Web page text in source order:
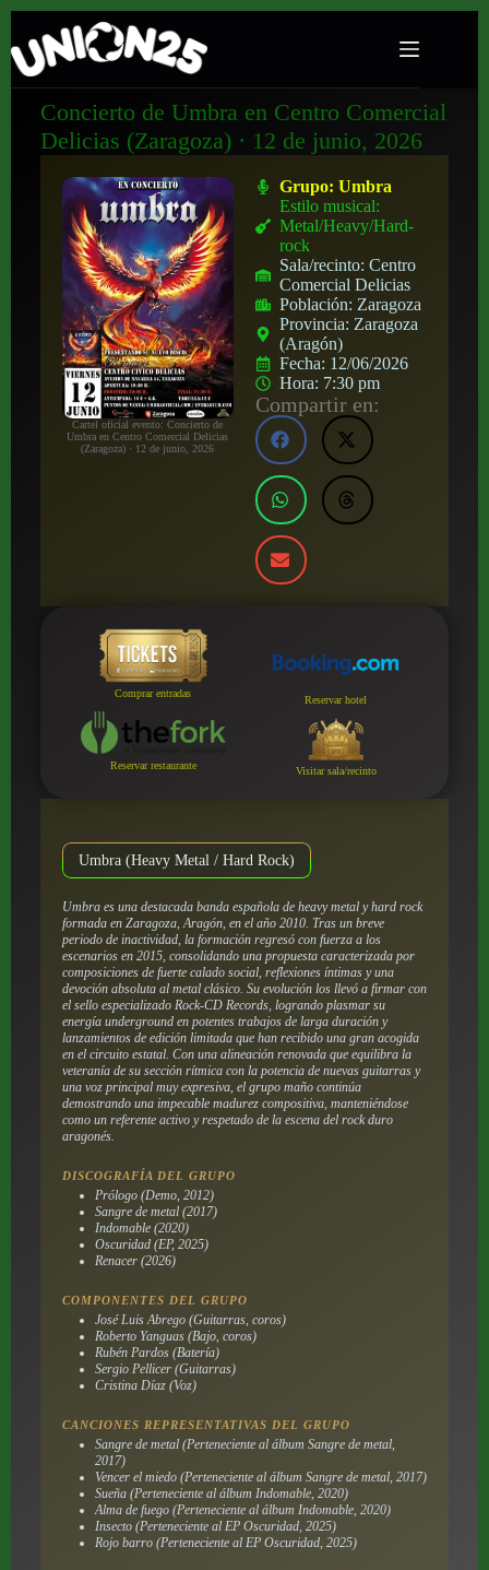
Concierto de Umbra en Centro Comercial
Delicias (Zaragoza) · 12 de junio, 2026
Cartel oficial evento: Concierto de
Umbra en Centro Comercial Delicias
(Zaragoza) · 12 de junio, 2026
Grupo:Umbra
Estilo musical:
Metal/Heavy/Hard-
rock
Sala/recinto:Centro
Comercial Delicias
Población: Zaragoza
Provincia: Zaragoza
(Aragón)
Fecha: 12/06/2026
Hora: 7:30 pm
Compartir en:
Comprar entradas
Reservar hotel
Reservar restaurante Visitar sala/recinto
Umbra (Heavy Metal / Hard Rock)
Umbra es una destacada banda española de heavy metal y hard rock
formada en Zaragoza, Aragón, en el año 2010. Tras un breve
periodo de inactividad, la formación regresó con fuerza a los
escenarios en 2015, consolidando una propuesta caracterizada por
composiciones de fuerte calado social, reflexiones íntimas y una
devoción absoluta al metal clásico. Su evolución los llevó a firmar con
el sello especializado Rock-CD Records, logrando plasmar su
energía underground en potentes trabajos de larga duración y
lanzamientos de edición limitada que han recibido una gran acogida
en el circuito estatal. Con una alineación renovada que equilibra la
veteranía de su sección rítmica con la potencia de nuevas guitarras y
una voz principal muy expresiva, el grupo maño continúa
demostrando una impecable madurez compositiva, manteniéndose
como un referente activo y respetado de la escena del rock duro
aragonés.
DISCOGRAFÍA DEL GRUPO
Prólogo (Demo, 2012)
Sangre de metal (2017)
Indomable (2020)
Oscuridad (EP, 2025)
Renacer (2026)
COMPONENTES DEL GRUPO
José Luis Abrego (Guitarras, coros)
Roberto Yanguas (Bajo, coros)
Rubén Pardos (Batería)
Sergio Pellicer (Guitarras)
Cristina Díaz (Voz)
CANCIONES REPRESENTATIVAS DEL GRUPO
Sangre de metal (Perteneciente al álbum Sangre de metal,
2017)
Vencer el miedo (Perteneciente al álbum Sangre de metal, 2017)
Sueña (Perteneciente al álbum Indomable, 2020)
Alma de fuego (Perteneciente al álbum Indomable, 2020)
Insecto (Perteneciente al EP Oscuridad, 2025)
Rojo barro (Perteneciente al EP Oscuridad, 2025)